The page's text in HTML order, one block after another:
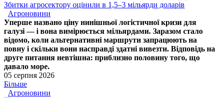
Збитки агросектору оцінили в 1,5–3 мільярди доларів
Агроновини
Уперше названо ціну нинішньої логістичної кризи для
галузі — і вона вимірюється мільярдами. Заразом стало
відомо, коли альтернативні маршрути запрацюють на
повну і скільки вони насправді здатні вивезти. Відповідь на
друге питання невтішна: приблизно половину того, що
давало море.
05 серпня 2026
Більше
Агроновини